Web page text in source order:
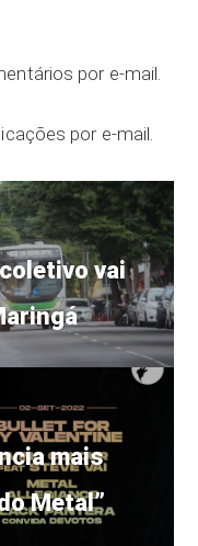
por e-mail.
por e-mail.
vai
mais
Metal”